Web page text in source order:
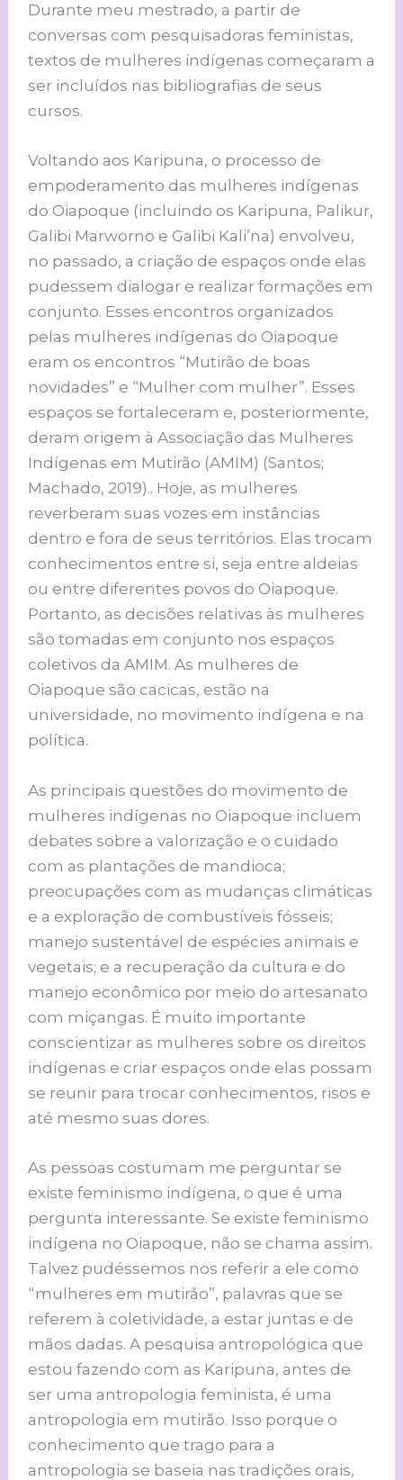
Durante meu mestrado, a partir de
conversas com pesquisadoras feministas,
textos de mulheres indígenas começaram a
ser incluídos nas bibliografias de seus
cursos.
Voltando aos Karipuna, o processo de
empoderamento das mulheres indígenas
do Oiapoque (incluindo os Karipuna, Palikur,
Galibi Marworno e Galibi Kali’na) envolveu,
no passado, a criação de espaços onde elas
pudessem dialogar e realizar formações em
conjunto. Esses encontros organizados
pelas mulheres indígenas do Oiapoque
eram os encontros “Mutirão de boas
novidades” e “Mulher com mulher”. Esses
espaços se fortaleceram e, posteriormente,
deram origem à Associação das Mulheres
Indígenas em Mutirão (AMIM) (Santos;
Machado, 2019).. Hoje, as mulheres
reverberam suas vozes em instâncias
dentro e fora de seus territórios. Elas trocam
conhecimentos entre si, seja entre aldeias
ou entre diferentes povos do Oiapoque.
Portanto, as decisões relativas às mulheres
são tomadas em conjunto nos espaços
coletivos da AMIM. As mulheres de
Oiapoque são cacicas, estão na
universidade, no movimento indígena e na
política.
As principais questões do movimento de
mulheres indígenas no Oiapoque incluem
debates sobre a valorização e o cuidado
com as plantações de mandioca;
preocupações com as mudanças climáticas
e a exploração de combustíveis fósseis;
manejo sustentável de espécies animais e
vegetais; e a recuperação da cultura e do
manejo econômico por meio do artesanato
com miçangas. É muito importante
conscientizar as mulheres sobre os direitos
indígenas e criar espaços onde elas possam
se reunir para trocar conhecimentos, risos e
até mesmo suas dores.
As pessoas costumam me perguntar se
existe feminismo indígena, o que é uma
pergunta interessante. Se existe feminismo
indígena no Oiapoque, não se chama assim.
Talvez pudéssemos nos referir a ele como
“mulheres em mutirão”, palavras que se
referem à coletividade, a estar juntas e de
mãos dadas. A pesquisa antropológica que
estou fazendo com as Karipuna, antes de
ser uma antropologia feminista, é uma
antropologia em mutirão. Isso porque o
conhecimento que trago para a
antropologia se baseia nas tradições orais,